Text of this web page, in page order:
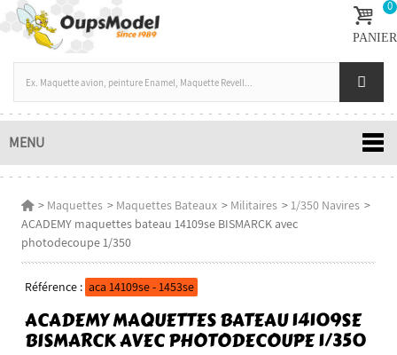
0
PANIER
MENU
> Maquettes > Maquettes Bateaux > Militaires >1/350 Navires >
ACADEMY maquettes bateau 14109se BISMARCK avec
photodecoupe 1/350
Référence : aca 14109se - 1453se
ACADEMY MAQUETTES BATEAU 14109SE
BISMARCK AVEC PHOTODECOUPE 1/350